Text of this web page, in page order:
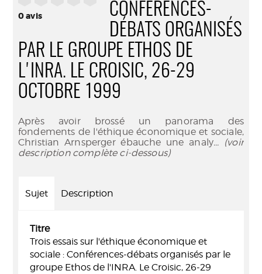
0avis
CONFÉRENCES-
DÉBATS ORGANISÉS
PAR LE GROUPE ETHOS DE
L'INRA. LE CROISIC, 26-29
OCTOBRE 1999
Après avoir brossé un panorama des
fondements de l'éthique économique et sociale,
Christian Arnsperger ébauche une analy... (voir
description complète ci-dessous)
Sujet Description
Titre
Trois essais sur l'éthique économique et
sociale : Conférences-débats organisés par le
groupe Ethos de l'INRA. Le Croisic, 26-29